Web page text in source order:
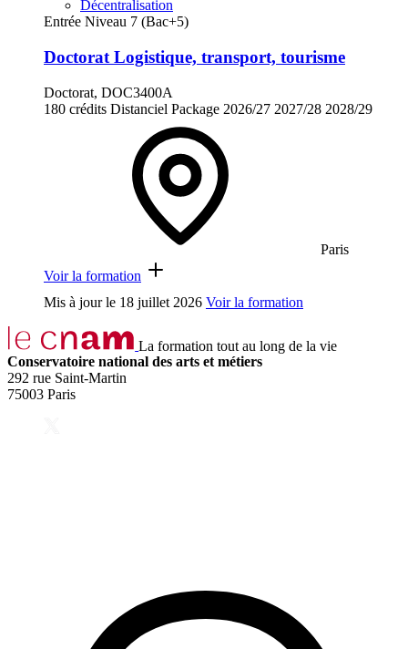
Décentralisation
Entrée Niveau 7 (Bac+5)
Doctorat Logistique, transport, tourisme
Doctorat, DOC3400A
180 crédits Distanciel Package 2026/27 2027/28 2028/29
Paris
Voir la formation
Mis à jour le 18 juillet 2026 Voir la formation
La formation tout au long de la vie
Conservatoire national des arts et métiers
292 rue Saint-Martin
75003 Paris